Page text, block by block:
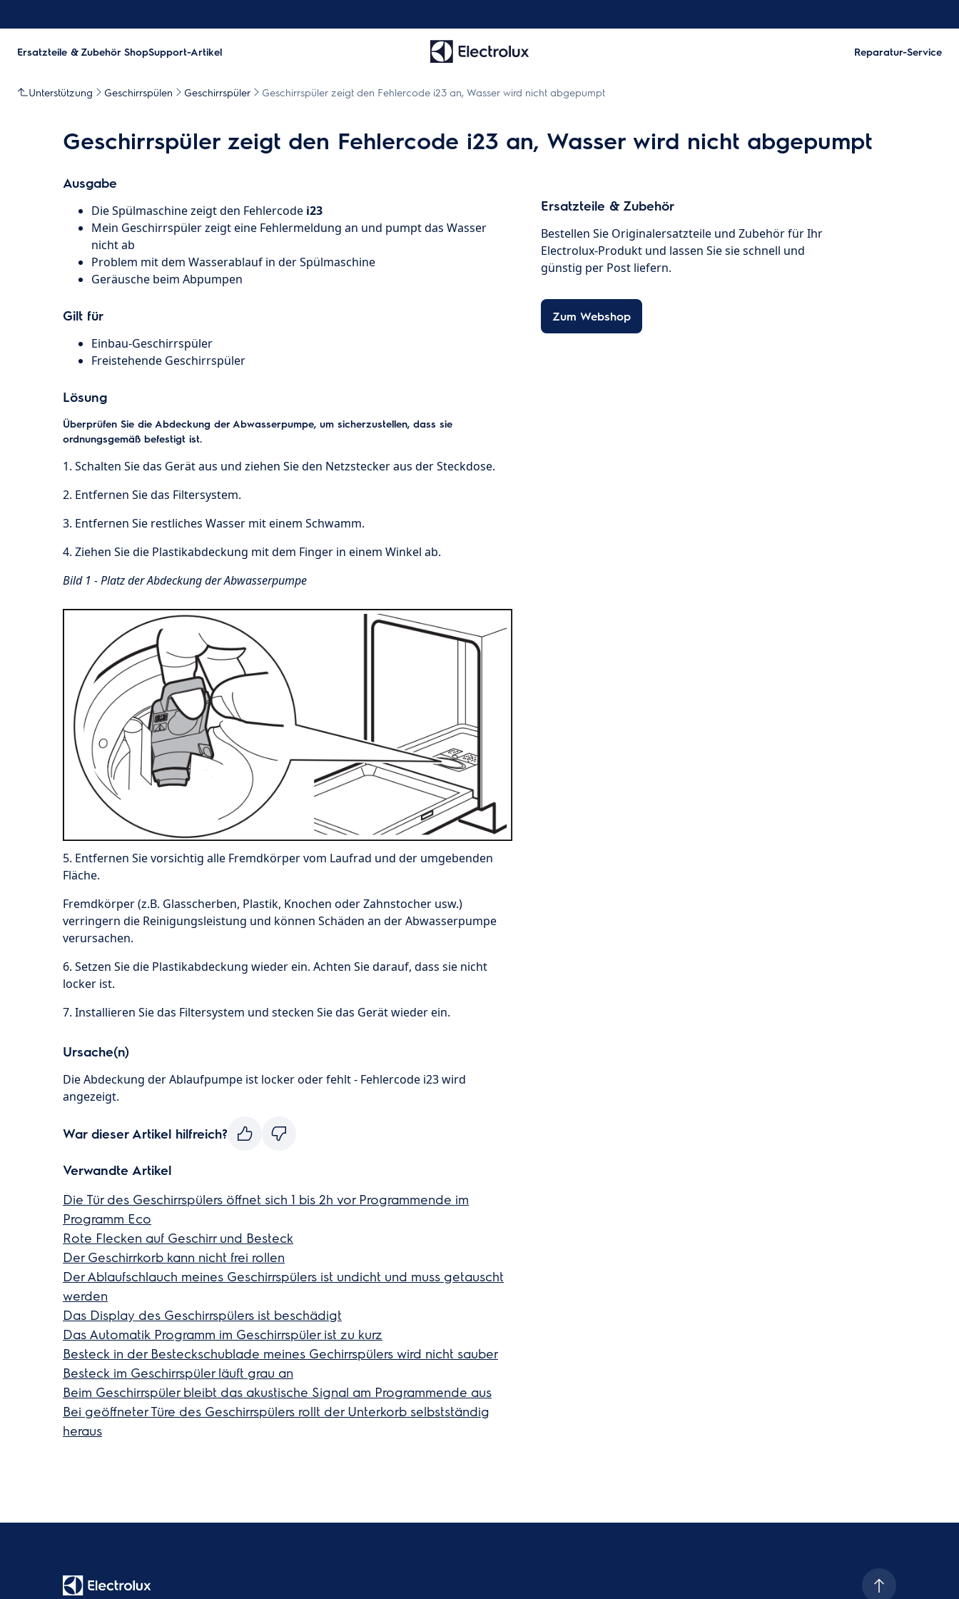
Ersatzteile & Zubehör ShopSupport-Artikel Reparatur-Service
Unterstützung Geschirrspülen Geschirrspüler Geschirrspüler zeigt den Fehlercode i23 an, Wasser wird nicht abgepumpt
Geschirrspüler zeigt den Fehlercode i23 an, Wasser wird nicht abgepumpt
Ausgabe
Die Spülmaschine zeigt den Fehlercode i23
Mein Geschirrspüler zeigt eine Fehlermeldung an und pumpt das Wasser
nicht ab
Problem mit dem Wasserablauf in der Spülmaschine
Geräusche beim Abpumpen
Gilt für
Einbau-Geschirrspüler
Freistehende Geschirrspüler
Lösung
Überprüfen Sie die Abdeckung der Abwasserpumpe, um sicherzustellen, dass sie
ordnungsgemäß befestigt ist.
1. Schalten Sie das Gerät aus und ziehen Sie den Netzstecker aus der Steckdose.
2. Entfernen Sie das Filtersystem.
3. Entfernen Sie restliches Wasser mit einem Schwamm.
4. Ziehen Sie die Plastikabdeckung mit dem Finger in einem Winkel ab.
Bild 1 - Platz der Abdeckung der Abwasserpumpe
5. Entfernen Sie vorsichtig alle Fremdkörper vom Laufrad und der umgebenden
Fläche.
Fremdkörper (z.B. Glasscherben, Plastik, Knochen oder Zahnstocher usw.)
verringern die Reinigungsleistung und können Schäden an der Abwasserpumpe
verursachen.
6. Setzen Sie die Plastikabdeckung wieder ein. Achten Sie darauf, dass sie nicht
locker ist.
7. Installieren Sie das Filtersystem und stecken Sie das Gerät wieder ein.
Ursache(n)
Die Abdeckung der Ablaufpumpe ist locker oder fehlt - Fehlercode i23 wird
angezeigt.
War dieser Artikel hilfreich?
Verwandte Artikel
Die Tür des Geschirrspülers öffnet sich 1 bis 2h vor Programmende im
Programm Eco
Rote Flecken auf Geschirr und Besteck
Der Geschirrkorb kann nicht frei rollen
Der Ablaufschlauch meines Geschirrspülers ist undicht und muss getauscht
werden
Das Display des Geschirrspülers ist beschädigt
Das Automatik Programm im Geschirrspüler ist zu kurz
Besteck in der Besteckschublade meines Gechirrspülers wird nicht sauber
Besteck im Geschirrspüler läuft grau an
Beim Geschirrspüler bleibt das akustische Signal am Programmende aus
Bei geöffneter Türe des Geschirrspülers rollt der Unterkorb selbstständig
heraus
Ersatzteile & Zubehör
Bestellen Sie Originalersatzteile und Zubehör für Ihr
Electrolux-Produkt und lassen Sie sie schnell und
günstig per Post liefern.
Zum Webshop